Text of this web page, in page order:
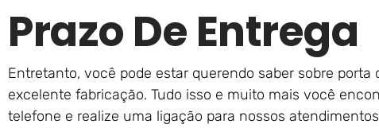
Prazo De Entrega
Entretanto, você pode estar querendo saber sobre porta
excelente fabricação. Tudo isso e muito mais você
telefone e realize uma ligação para nossos